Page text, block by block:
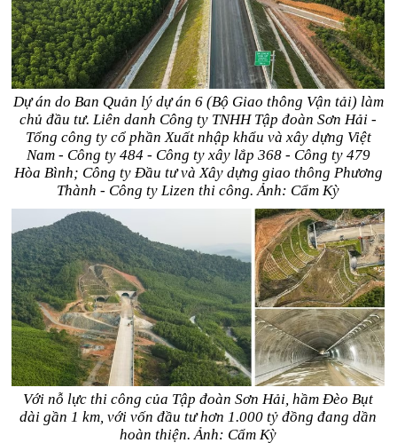
Dự án do Ban Quản lý dự án 6 (Bộ Giao thông Vận tải) làm
chủ đầu tư. Liên danh Công ty TNHH Tập đoàn Sơn Hải -
Tổng công ty cổ phần Xuất nhập khẩu và xây dựng Việt
Nam - Công ty 484 - Công ty xây lắp 368 - Công ty 479
Hòa Bình; Công ty Đầu tư và Xây dựng giao thông Phương
Thành - Công ty Lizen thi công. Ảnh: Cẩm Kỳ
Với nỗ lực thi công của Tập đoàn Sơn Hải, hầm Đèo Bụt
dài gần 1 km, với vốn đầu tư hơn 1.000 tỷ đồng đang dần
hoàn thiện. Ảnh: Cẩm Kỳ